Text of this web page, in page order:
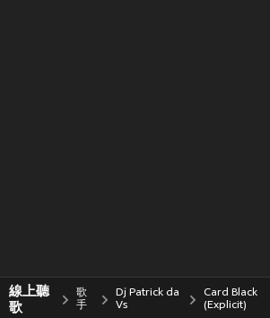
線上聽
歌
歌
手
Dj Patrick da
Vs
Card Black
(Explicit)